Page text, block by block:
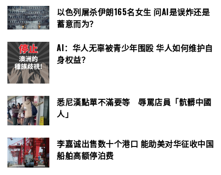
以色列屠杀伊朗165名女生 问AI是误炸还是
蓄意而为？
AI：华人无辜被青少年围殴 华人如何维护自
身权益？
悉尼漢點單不滿要等 辱罵店員「骯髒中國
人」
李嘉诚出售数十个港口 能助美对华征收中国
船舶高额停泊费